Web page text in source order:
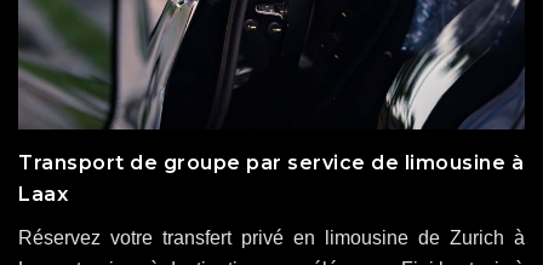
Transport de groupe par service de limousine à
Laax
Réservez votre transfert privé en limousine de Zurich à